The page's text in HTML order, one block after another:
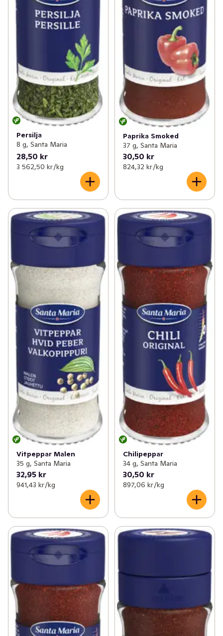
Persilja
8 g, Santa Maria
28,50 kr
3 562,50 kr /kg
Paprika Smoked
37 g, Santa Maria
30,50 kr
824,32 kr /kg
Vitpeppar Malen
35 g, Santa Maria
32,95 kr
941,43 kr /kg
Chilipeppar
34 g, Santa Maria
30,50 kr
897,06 kr /kg